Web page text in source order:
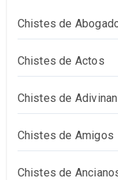
Chistes de
Chistes de Actos
Chistes de
Chistes de Amigos
Chistes de